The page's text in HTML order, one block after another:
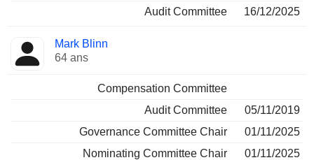
Audit Committee
16/12/2025
Mark Blinn
64 ans
Compensation Committee
Audit Committee
05/11/2019
Governance Committee Chair
01/11/2025
Nominating Committee Chair
01/11/2025